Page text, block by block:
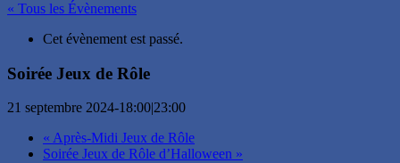
« Tous les Évènements
Cet évènement est passé.
Soirée Jeux de Rôle
21 septembre 2024-18:00|23:00
« Après-Midi Jeux de Rôle
Soirée Jeux de Rôle d’Halloween »